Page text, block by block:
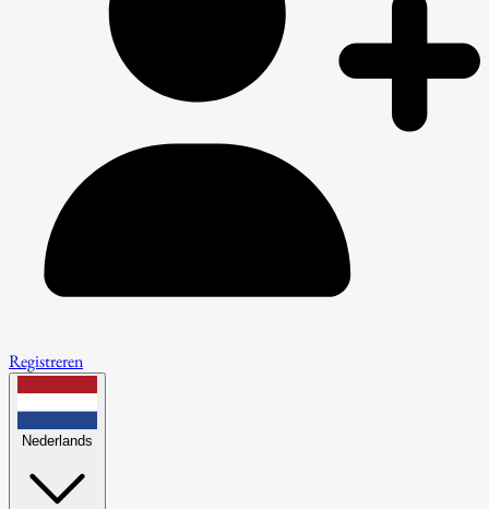
Registreren
Nederlands